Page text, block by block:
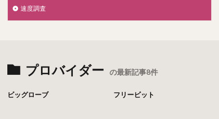
速度調査
プロバイダー の最新記事8件
ビッグローブ フリービット